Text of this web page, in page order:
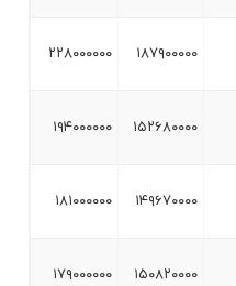
۱۸۷۹۰۰۰۰۰ ۲۲۸۰۰۰۰۰۰
۱۵۲۶۸۰۰۰۰ ۱۹۴۰۰۰۰۰۰
۱۴۹۶۷۰۰۰۰ ۱۸۱۰۰۰۰۰۰
۱۵۰۸۲۰۰۰۰ ۱۷۹۰۰۰۰۰۰